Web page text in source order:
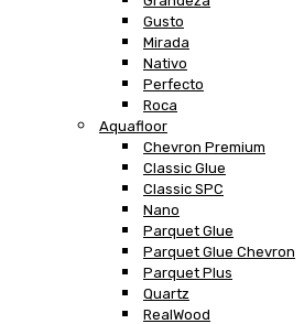
Gusto
Mirada
Nativo
Perfecto
Roca
Aquafloor
Chevron Premium
Classic Glue
Classic SPC
Nano
Parquet Glue
Parquet Glue Chevron
Parquet Plus
Quartz
RealWood